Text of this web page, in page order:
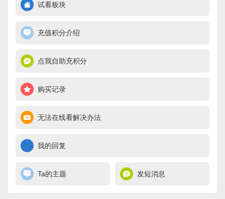
试看板块
充值积分介绍
点我自助充积分
购买记录
无法在线看解决办法
我的回复
Ta的主题 发短消息